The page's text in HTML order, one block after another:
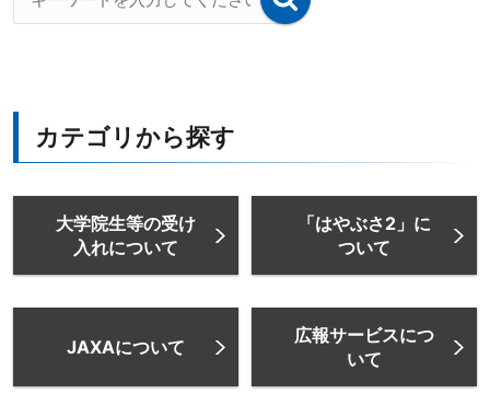
カテゴリから探す
大学院生等の受け
入れについて
「はやぶさ2」に
ついて
JAXAについて
広報サービスにつ
いて